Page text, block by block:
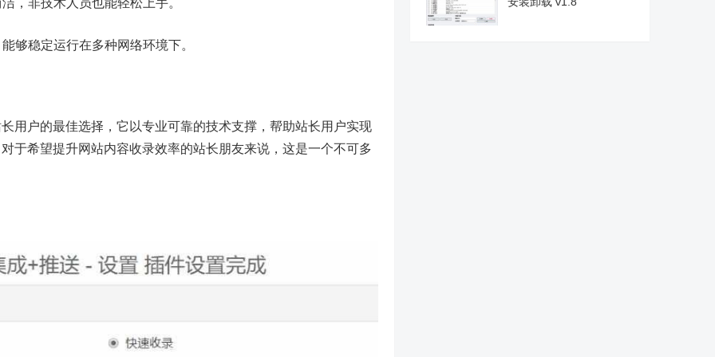
，非技术人员也能轻松上手。
够稳定运行在多种网络环境下。
用户的最佳选择，它以专业可靠的技术支撑，帮助站长用户实现
于希望提升网站内容收录效率的站长朋友来说，这是一个不可多